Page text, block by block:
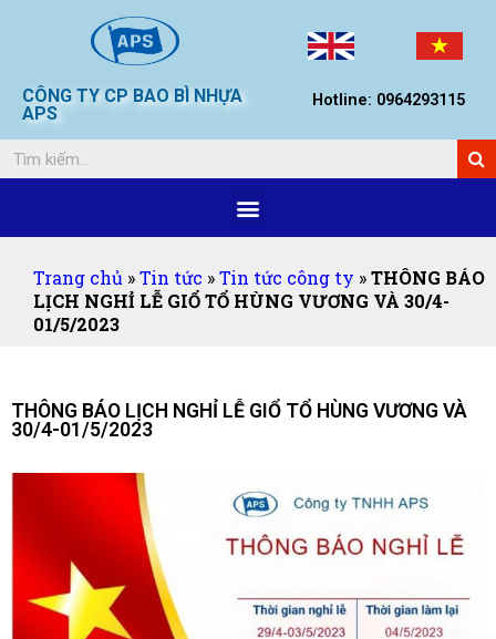
CÔNG TY CP BAO BÌ NHỰA
APS
Hotline: 0964293115
Trang chủ »Tin tức »Tin tức công ty »THÔNG BÁO
LỊCH NGHỈ LỄ GIỔ TỔ HÙNG VƯƠNG VÀ 30/4-
01/5/2023
THÔNG BÁO LỊCH NGHỈ LỄ GIỔ TỔ HÙNG VƯƠNG VÀ
30/4-01/5/2023